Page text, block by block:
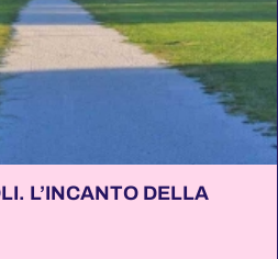
L’INCANTO DELLA